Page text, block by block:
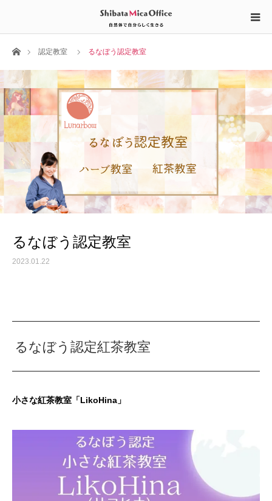
ホーム認定教室 るなぼう認定教室
るなぼう認定教室
2023.01.22
るなぼう認定紅茶教室
小さな紅茶教室「LikoHina」